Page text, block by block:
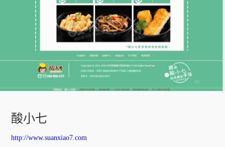
酸小七
http://www.suanxiao7.com